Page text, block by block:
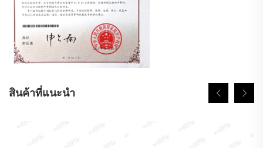
สินค้าที่แนะนำ